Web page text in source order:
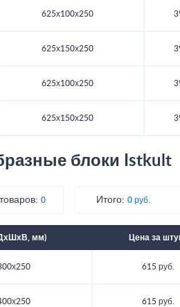
625х100х250
625х150х250
625х100х250
625х150х250
блоки Istkult
0 Итого:0 руб.
мм) Цена за
615 руб.
615 руб.